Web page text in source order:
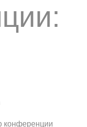
конференции